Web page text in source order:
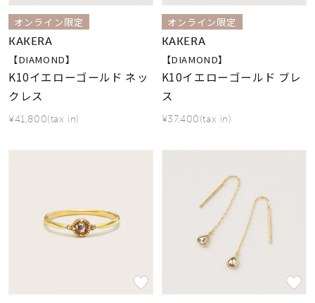
オンライン限定
KAKERA
【DIAMOND】
K10イエローゴールド ネッ
クレス
¥41,800(tax in)
オンライン限定
KAKERA
【DIAMOND】
K10イエローゴールド ブレ
ス
¥37,400(tax in)